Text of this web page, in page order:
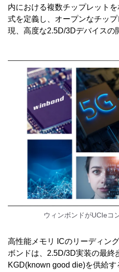
内における複数チップレット
式を定義し、オープンなチッ
現、高度な2.5D/3Dデバイスの
ウィンボンドがUCIeコ
高性能メモリ ICのリーディン
ボンドは、2.5D/3D実装の最終
KGD(known good die)を供給